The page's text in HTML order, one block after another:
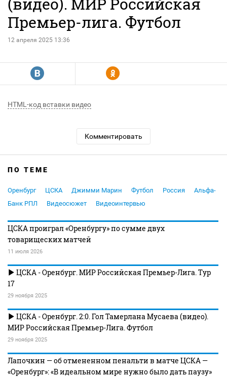
Премьер-лига. Футбол
12 апреля 2025 13:36
R Y
HTML-код вставки видео
Комментировать
ПО ТЕМЕ
Оренбург ЦСКА Джимми Марин Футбол Россия
Альфа-
Банк РПЛ
Видеосюжет Видеоинтервью
ЦСКА проиграл «Оренбургу» по сумме двух
товарищеских матчей
11 июля 2026
ЦСКА - Оренбург. МИР Российская Премьер-Лига. Тур
17
29 ноября 2025
ЦСКА - Оренбург. 2:0. Гол Тамерлана Мусаева (видео).
МИР Российская Премьер-Лига. Футбол
29 ноября 2025
Лапочкин — об отмененном пенальти в матче ЦСКА —
«Оренбург»: «В идеальном мире нужно было дать паузу»